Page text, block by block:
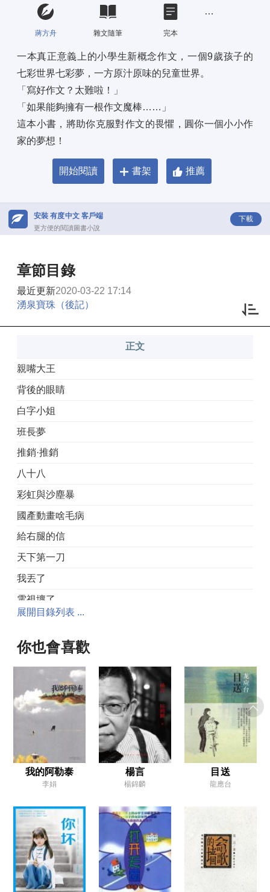
蔣方舟 雜文隨筆 完本
一本真正意義上的小學生新概念作文，一個9歲孩子的
七彩世界七彩夢，一方原汁原味的兒童世界。
「寫好作文？太難啦！」
「如果能夠擁有一根作文魔棒……」
這本小書，將助你克服對作文的畏懼，圓你一個小小作
家的夢想！
開始閱讀 書架 推薦
安裝 有度中文 客戶端
更方便的閱讀圖書小說
下載
章節目錄
最近更新2020-03-22 17:14
湧泉寶珠（後記）
正文
親嘴大王
背後的眼睛
白字小姐
班長夢
推銷·推銷
八十八
彩虹與沙塵暴
國產動畫啥毛病
給右腿的信
天下第一刀
我丟了
電視壞了
我的課
小偷
上課吃糖
家之恨
與「深藍」下棋
關於動物的恐怖故事
練坐和練站
我設的節日
髒兮兮的腦子
討厭
小魔女和老魔女
合資小銀行
展開目錄列表 ...
你也會喜歡
我的阿勒泰
李娟
楊言
楊錦麟
目送
龍應台